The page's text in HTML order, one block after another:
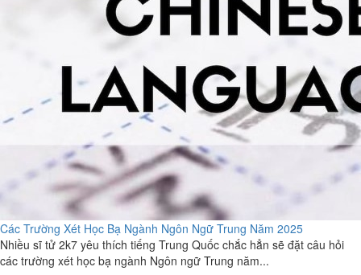
Các Trường Xét Học Bạ Ngành Ngôn Ngữ Trung Năm 2025
Nhiều sĩ tử 2k7 yêu thích tiếng Trung Quốc chắc hẳn sẽ đặt câu hỏi
các trường xét học bạ ngành Ngôn ngữ Trung năm...